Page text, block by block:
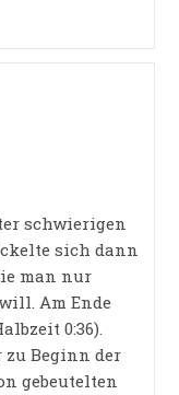
schwierigen
sich dann
man nur
Am Ende
0:36).
zu Beginn der
gebeutelten